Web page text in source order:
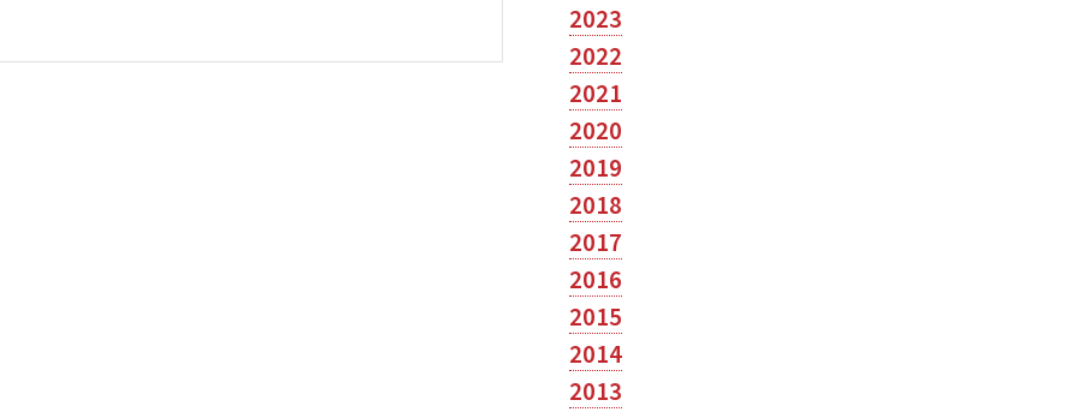
2023
2022
2021
2020
2019
2018
2017
2016
2015
2014
2013